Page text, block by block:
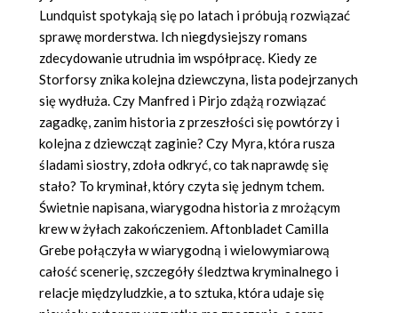
Lundquist spotykają się po latach i próbują rozwiązać
sprawę morderstwa. Ich niegdysiejszy romans
zdecydowanie utrudnia im współpracę. Kiedy ze
Storforsy znika kolejna dziewczyna, lista podejrzanych
się wydłuża. Czy Manfred i Pirjo zdążą rozwiązać
zagadkę, zanim historia z przeszłości się powtórzy i
kolejna z dziewcząt zaginie? Czy Myra, która rusza
śladami siostry, zdoła odkryć, co tak naprawdę się
stało? To kryminał, który czyta się jednym tchem.
Świetnie napisana, wiarygodna historia z mrożącym
krew w żyłach zakończeniem. Aftonbladet Camilla
Grebe połączyła w wiarygodną i wielowymiarową
całość scenerię, szczegóły śledztwa kryminalnego i
relacje międzyludzkie, a to sztuka, która udaje się